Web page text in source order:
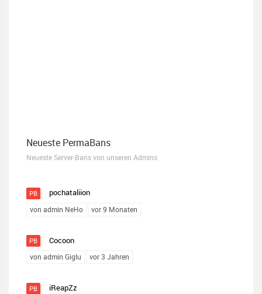
Neueste PermaBans
Neueste Server-Bans von unseren Admins
PB pochataliion
von admin NeHo vor 9 Monaten
PB Cocoon
von admin Giglu vor 3 Jahren
PB iReapZz